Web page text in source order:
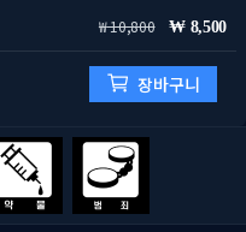
10,800 8,500
장바구니